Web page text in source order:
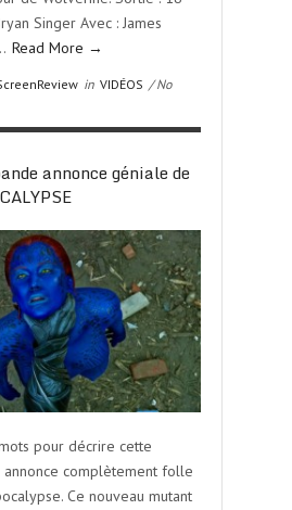
Singer Avec : James
Read More →
in VIDÉOS / No
annonce géniale de
pour décrire cette
complètement folle
Ce nouveau mutant